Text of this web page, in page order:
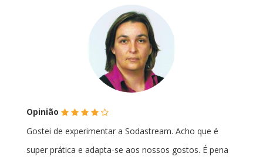
Opinião (*)(*)(*)(*)(
Gostei de experimentar a Sodastream. Acho que é
super prática e adapta-se aos nossos gostos. É pena